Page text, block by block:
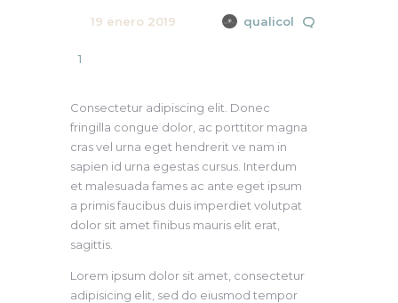
19 enero 2019 qualicol
1
Consectetur adipiscing elit. Donec
fringilla congue dolor, ac porttitor magna
cras vel urna eget hendrerit ve nam in
sapien id urna egestas cursus. Interdum
et malesuada fames ac ante eget ipsum
a primis faucibus duis imperdiet volutpat
dolor sit amet finibus mauris elit erat,
sagittis.
Lorem ipsum dolor sit amet, consectetur
adipisicing elit, sed do eiusmod tempor